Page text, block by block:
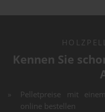
Kennen Sie
Pelletpreise mit
online bestellen